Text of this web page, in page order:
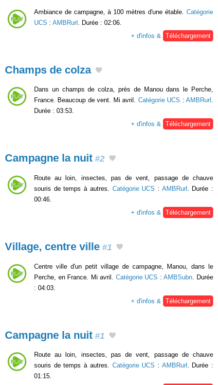
Ambiance de campagne, à 100 mètres d'une étable. Catégorie
UCS : AMBRurl
. Durée : 02:06.
+ d'infos &
Téléchargement
Champs de colza
Dans un champs de colza, près de Manou dans le Perche,
France. Beaucoup de vent. Mi avril. Catégorie UCS :AMBRurl .
Durée : 03:53.
+ d'infos & Téléchargement
Campagne la nuit #2
Route au loin, insectes, pas de vent, passage de chauve
souris de temps à autres. Catégorie UCS : AMBRurl . Durée :
00:46.
+ d'infos & Téléchargement
Village, centre ville #1
Centre ville d'un petit village de campagne, Manou, dans le
Perche, en France. Mi avril. Catégorie UCS :AMBSubn . Durée
: 04:03.
+ d'infos &
Téléchargement
Campagne la nuit #1
Route au loin, insectes, pas de vent, passage de chauve
souris de temps à autres. Catégorie UCS : AMBRurl . Durée :
01:15.